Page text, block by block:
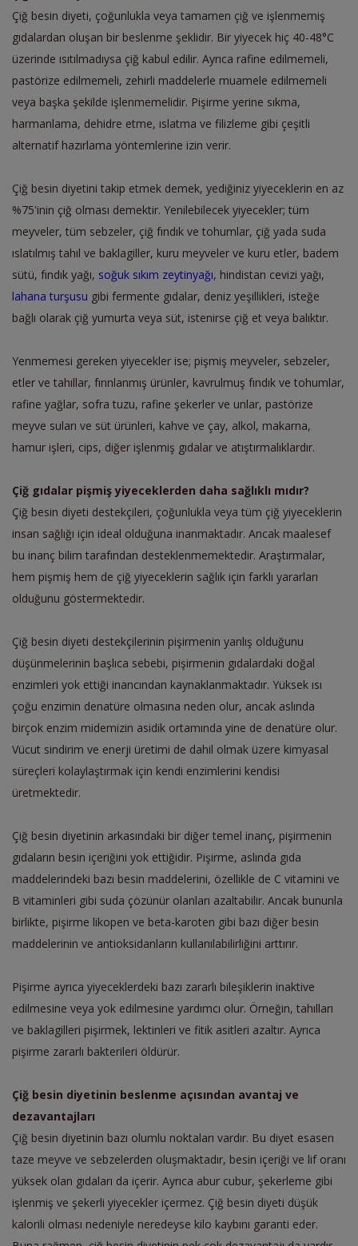
Çiğ besin diyeti, çoğunlukla veya tamamen çiğ ve işlenmemiş
gıdalardan oluşan bir beslenme şeklidir. Bir yiyecek hiç 40-48°C
üzerinde ısıtılmadıysa çiğ kabul edilir. Ayrıca rafine edilmemeli,
pastörize edilmemeli, zehirli maddelerle muamele edilmemeli
veya başka şekilde işlenmemelidir. Pişirme yerine sıkma,
harmanlama, dehidre etme, ıslatma ve filizleme gibi çeşitli
alternatif hazırlama yöntemlerine izin verir.
Çiğ besin diyetini takip etmek demek, yediğiniz yiyeceklerin en az
%75'inin çiğ olması demektir. Yenilebilecek yiyecekler; tüm
meyveler, tüm sebzeler, çiğ fındık ve tohumlar, çiğ yada suda
ıslatılmış tahıl ve baklagiller, kuru meyveler ve kuru etler, badem
sütü, fındık yağı, soğuk sıkım zeytinyağı, hindistan cevizi yağı,
lahana turşusu gibi fermente gıdalar, deniz yeşillikleri, isteğe
bağlı olarak çiğ yumurta veya süt, istenirse çiğ et veya balıktır.
Yenmemesi gereken yiyecekler ise; pişmiş meyveler, sebzeler,
etler ve tahıllar, fırınlanmış ürünler, kavrulmuş fındık ve tohumlar,
rafine yağlar, sofra tuzu, rafine şekerler ve unlar, pastörize
meyve suları ve süt ürünleri, kahve ve çay, alkol, makarna,
hamur işleri, cips, diğer işlenmiş gıdalar ve atıştırmalıklardır.
Çiğ gıdalar pişmiş yiyeceklerden daha sağlıklı mıdır?
Çiğ besin diyeti destekçileri, çoğunlukla veya tüm çiğ yiyeceklerin
insan sağlığı için ideal olduğuna inanmaktadır. Ancak maalesef
bu inanç bilim tarafından desteklenmemektedir. Araştırmalar,
hem pişmiş hem de çiğ yiyeceklerin sağlık için farklı yararları
olduğunu göstermektedir.
Çiğ besin diyeti destekçilerinin pişirmenin yanlış olduğunu
düşünmelerinin başlıca sebebi, pişirmenin gıdalardaki doğal
enzimleri yok ettiği inancından kaynaklanmaktadır. Yüksek ısı
çoğu enzimin denatüre olmasına neden olur, ancak aslında
birçok enzim midemizin asidik ortamında yine de denatüre olur.
Vücut sindirim ve enerji üretimi de dahil olmak üzere kimyasal
süreçleri kolaylaştırmak için kendi enzimlerini kendisi
üretmektedir.
Çiğ besin diyetinin arkasındaki bir diğer temel inanç, pişirmenin
gıdaların besin içeriğini yok ettiğidir. Pişirme, aslında gıda
maddelerindeki bazı besin maddelerini, özellikle de C vitamini ve
B vitaminleri gibi suda çözünür olanları azaltabilir. Ancak bununla
birlikte, pişirme likopen ve beta-karoten gibi bazı diğer besin
maddelerinin ve antioksidanların kullanılabilirliğini arttırır.
Pişirme ayrıca yiyeceklerdeki bazı zararlı bileşiklerin inaktive
edilmesine veya yok edilmesine yardımcı olur. Örneğin, tahılları
ve baklagilleri pişirmek, lektinleri ve fitik asitleri azaltır. Ayrıca
pişirme zararlı bakterileri öldürür.
Çiğ besin diyetinin beslenme açısından avantaj ve
dezavantajları
Çiğ besin diyetinin bazı olumlu noktaları vardır. Bu diyet esasen
taze meyve ve sebzelerden oluşmaktadır, besin içeriği ve lif oranı
yüksek olan gıdaları da içerir. Ayrıca abur cubur, şekerleme gibi
işlenmiş ve şekerli yiyecekler içermez. Çiğ besin diyeti düşük
kalorili olması nedeniyle neredeyse kilo kaybını garanti eder.